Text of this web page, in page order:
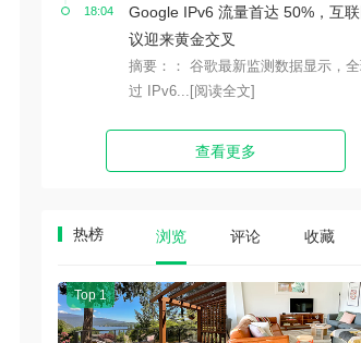
18:04
Google IPv6 流量首达 50%，互
议迎来黄金交叉
摘要：： 谷歌最新监测数据显示，
过 IPv6... [阅读全文]
查看更多
热榜 浏览 评论 收藏
Top 1